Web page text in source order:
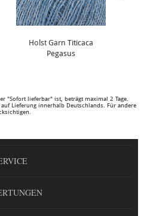
Holst Garn Titicaca
Pegasus
"Sofort lieferbar" ist, beträgt maximal 2 Tage.
Lieferung innerhalb Deutschlands. Für andere